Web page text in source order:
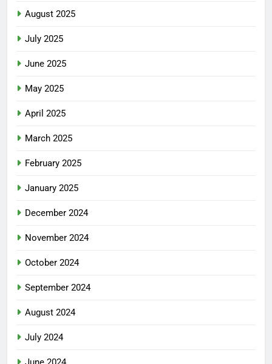
August 2025
July 2025
June 2025
May 2025
April 2025
March 2025
February 2025
January 2025
December 2024
November 2024
October 2024
September 2024
August 2024
July 2024